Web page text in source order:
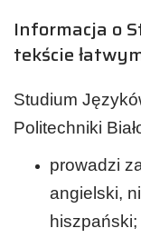
Informacja o
tekście
Studium
Politechniki
prowadzi
angielski,
hiszpański;